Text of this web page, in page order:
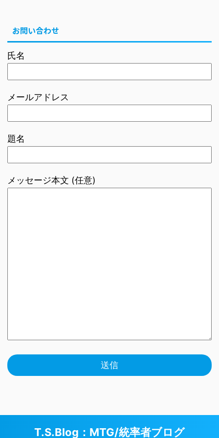
お問い合わせ
氏名
メールアドレス
題名
メッセージ本文 (任意)
T.S.Blog：MTG/統率者ブログ